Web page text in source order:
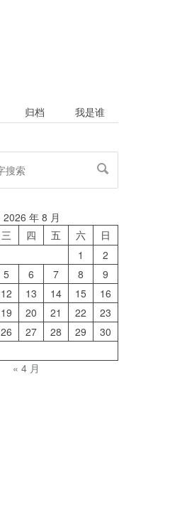
归档 我是谁
2026 年 8 月
三 四 五 六
日
1
2
5 6 7 8
9
12 13 14 15
16
19 20 21 22
23
26 27 28 29
30
« 4 月